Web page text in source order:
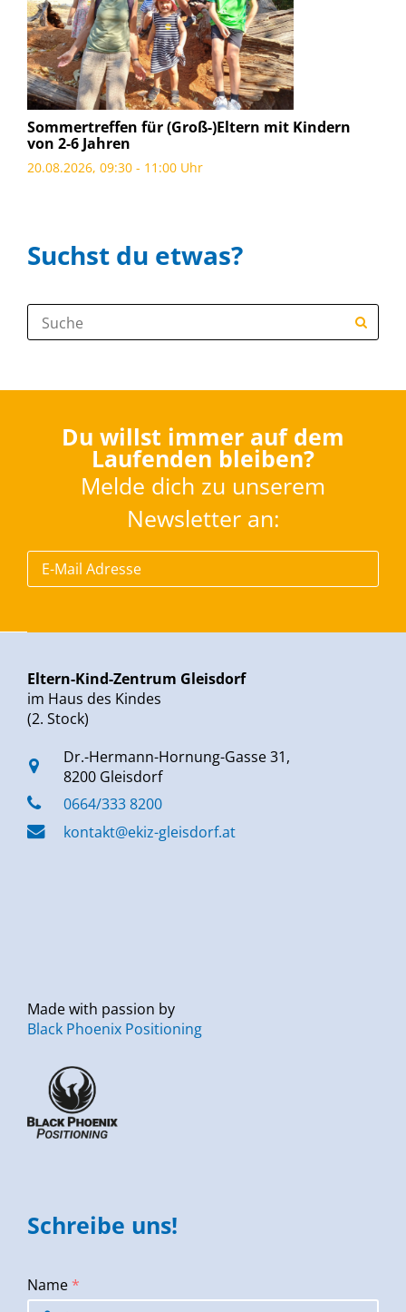
Sommertreffen für (Groß-)Eltern mit Kindern
von 2-6 Jahren
20.08.2026, 09:30 - 11:00 Uhr
Suchst du etwas?
Suche:
Du willst immer auf dem
Laufenden bleiben?
Melde dich zu unserem
Newsletter an:
Eltern-Kind-Zentrum Gleisdorf
im Haus des Kindes
(2. Stock)
Dr.-Hermann-Hornung-Gasse 31,
8200 Gleisdorf
0664/333 8200
kontakt@ekiz-gleisdorf.at
Made with passion by
Black Phoenix Positioning
Schreibe uns!
Name *